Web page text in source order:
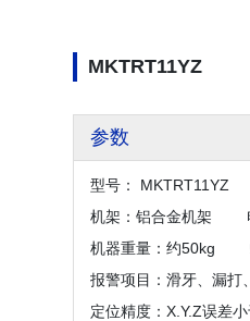
MKTRT11YZ
参数
型号：
机架：铝合金机架
机器重量：约50kg
报警项目：滑牙、漏
定位精度：X.Y.Z误